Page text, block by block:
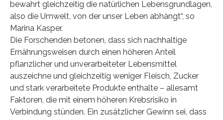
bewahrt gleichzeitig die natürlichen Lebensgrundlagen,
also die Umwelt, von der unser Leben abhängt“, so
Marina Kasper.
Die Forschenden betonen, dass sich nachhaltige
Ernährungsweisen durch einen höheren Anteil
pflanzlicher und unverarbeiteter Lebensmittel
auszeichne und gleichzeitig weniger Fleisch, Zucker
und stark verarbeitete Produkte enthalte – allesamt
Faktoren, die mit einem höheren Krebsrisiko in
Verbindung stünden. Ein zusätzlicher Gewinn sei, dass